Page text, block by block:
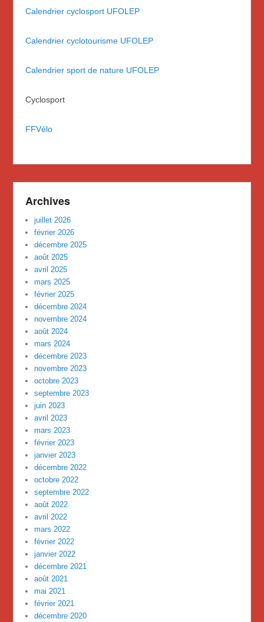
Calendrier cyclosport UFOLEP
Calendrier cyclotourisme UFOLEP
Calendrier sport de nature UFOLEP
Cyclosport
FFVélo
Archives
juillet 2026
février 2026
décembre 2025
août 2025
avril 2025
mars 2025
février 2025
décembre 2024
novembre 2024
août 2024
mars 2024
décembre 2023
novembre 2023
octobre 2023
septembre 2023
juin 2023
avril 2023
mars 2023
février 2023
janvier 2023
décembre 2022
octobre 2022
septembre 2022
août 2022
avril 2022
mars 2022
février 2022
janvier 2022
décembre 2021
août 2021
mai 2021
février 2021
décembre 2020